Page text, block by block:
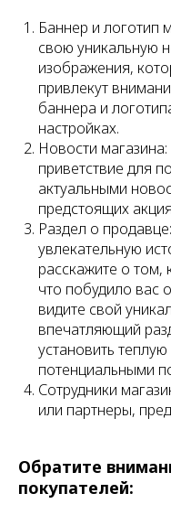
Баннер и логотип
свою уникальную
изображения,
привлекут
баннера и
настройках.
Новости
приветствие для
актуальными
предстоящих
Раздел о
увлекательную
расскажите о том,
что побудило вас
видите свой
впечатляющий
установить
потенциальными
Сотрудники
или партнеры,
Обратите
покупателей: